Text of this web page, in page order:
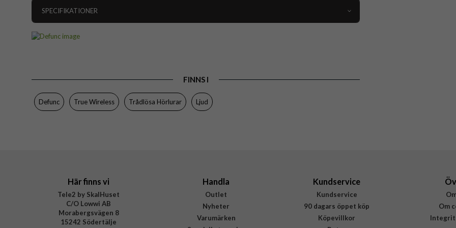
SPECIFIKATIONER
Färg
Rosa
Varumärke
Tillverkarens art nr
FINNS I
Defunc True Wireless Trådlösa Hörlurar Ljud
Här finns vi
Tele2 by SkalHuset
C/O Lowwi AB
Morabergsvägen 8
15242 Södertälje
Handla
Outlet
Nyheter
Varumärken
Kundservice
Kundservice
90 dagars öppet köp
Köpevillkor
Om